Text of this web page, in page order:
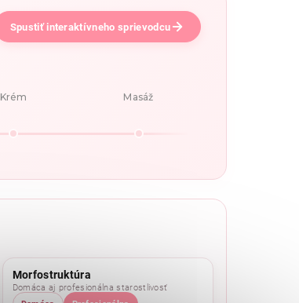
Spustiť interaktívneho sprievodcu
Krém Masáž
Morfostruktúra
Domáca aj profesionálna starostlivosť